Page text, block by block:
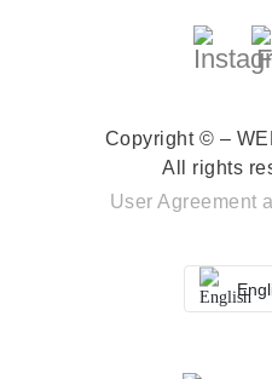
Copyright © –
All rights
User Agreement